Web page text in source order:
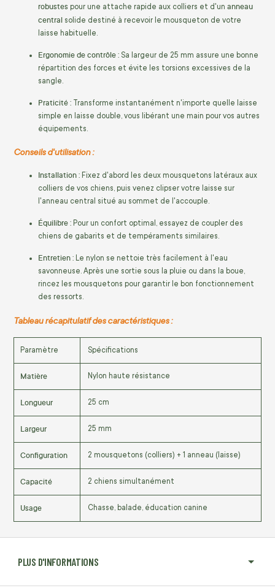
PLUS D'INFORMATIONS
robustes pour une attache rapide aux colliers et d'un anneau
central solide destiné à recevoir le mousqueton de votre
laisse habituelle.
Ergonomie de contrôle : Sa largeur de 25 mm assure une bonne
répartition des forces et évite les torsions excessives de la
sangle.
Praticité : Transforme instantanément n'importe quelle laisse
simple en laisse double, vous libérant une main pour vos autres
équipements.
Conseils d'utilisation :
Installation : Fixez d'abord les deux mousquetons latéraux aux
colliers de vos chiens, puis venez clipser votre laisse sur
l'anneau central situé au sommet de l'accouple.
Équilibre : Pour un confort optimal, essayez de coupler des
chiens de gabarits et de tempéraments similaires.
Entretien : Le nylon se nettoie très facilement à l'eau
savonneuse. Après une sortie sous la pluie ou dans la boue,
rincez les mousquetons pour garantir le bon fonctionnement
des ressorts.
Tableau récapitulatif des caractéristiques :
Paramètre Spécifications
Matière Nylon haute résistance
Longueur 25 cm
Largeur 25 mm
Configuration 2 mousquetons (colliers) + 1 anneau (laisse)
Capacité 2 chiens simultanément
Usage Chasse, balade, éducation canine